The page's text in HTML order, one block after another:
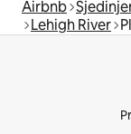
Airbnb
Lehigh River